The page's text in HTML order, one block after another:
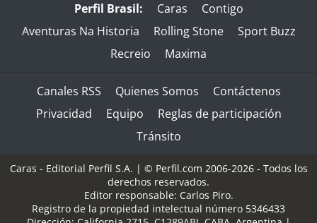
Perfil Brasil: Caras
Contigo
Aventuras Na Historia
Rolling Stone
Sport Buzz
Recreio
Maxima
Canales RSS Quienes Somos
Contáctenos
Privacidad
Equipo
Reglas de participación
Tránsito
Caras - Editorial Perfil S.A. | © Perfil.com 2006-2026 - Todos los
derechos reservados.
Editor responsable: Carlos Piro.
Registro de la propiedad intelectual número 5346433